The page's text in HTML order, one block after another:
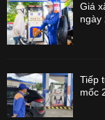
Giá
ngày
Tiếp
mốc